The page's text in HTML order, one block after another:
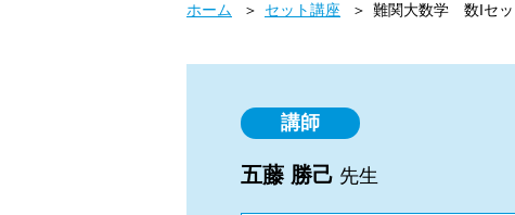
ホーム セット講座 難関大数学 数Iセッ
講師
五藤 勝己 先生